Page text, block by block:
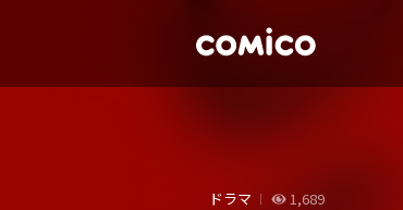
ドラマ 1,689